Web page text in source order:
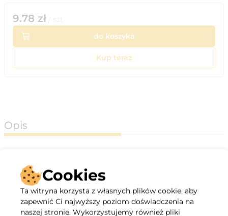
9.78 zł
do koszyka
Kup teraz
Opis
skrzynką rozprężną i wykorzystywana jest do instalacji
zaworów anemostatu.
Cookies
Ta witryna korzysta z własnych plików cookie, aby
zapewnić Ci najwyższy poziom doświadczenia na
naszej stronie. Wykorzystujemy również pliki